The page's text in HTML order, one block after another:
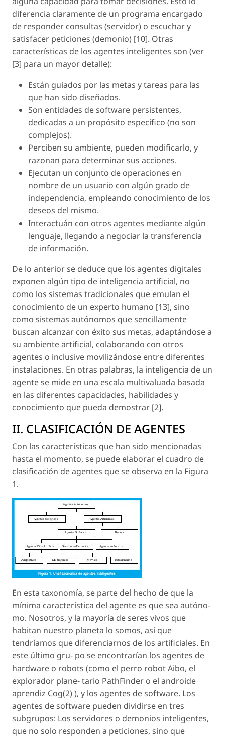
diferencia claramente de un programa encargado
de responder consultas (servidor) o escuchar y
satisfacer peticiones (demonio) [10]. Otras
características de los agentes inteligentes son (ver
[3] para un mayor detalle):
Están guiados por las metas y tareas para las
que han sido diseñados.
Son entidades de software persistentes,
dedicadas a un propósito específico (no son
complejos).
Perciben su ambiente, pueden modificarlo, y
razonan para determinar sus acciones.
Ejecutan un conjunto de operaciones en
nombre de un usuario con algún grado de
independencia, empleando conocimiento de los
deseos del mismo.
Interactuán con otros agentes mediante algún
lenguaje, llegando a negociar la transferencia
de información.
De lo anterior se deduce que los agentes digitales
exponen algún tipo de inteligencia artificial, no
como los sistemas tradicionales que emulan el
conocimiento de un experto humano [13], sino
como sistemas autónomos que sencillamente
buscan alcanzar con éxito sus metas, adaptándose a
su ambiente artificial, colaborando con otros
agentes o inclusive movilizándose entre diferentes
instalaciones. En otras palabras, la inteligencia de un
agente se mide en una escala multivaluada basada
en las diferentes capacidades, habilidades y
conocimiento que pueda demostrar [2].
II. CLASIFICACIÓN DE AGENTES
Con las características que han sido mencionadas
hasta el momento, se puede elaborar el cuadro de
clasificación de agentes que se observa en la Figura
1.
En esta taxonomía, se parte del hecho de que la
mínima característica del agente es que sea autóno-
mo. Nosotros, y la mayoría de seres vivos que
habitan nuestro planeta lo somos, así que
tendríamos que diferenciarnos de los artificiales. En
este último gru- po se encontrarían los agentes de
hardware o robots (como el perro robot Aibo, el
explorador plane- tario PathFinder o el androide
aprendiz Cog(2) ), y los agentes de software. Los
agentes de software pueden dividirse en tres
subgrupos: Los servidores o demonios inteligentes,
que no solo responden a peticiones, sino que